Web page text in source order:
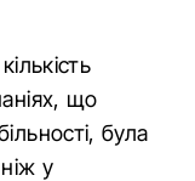
що
була
у